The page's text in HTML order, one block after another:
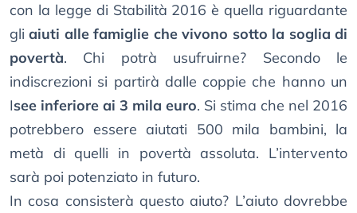
con la legge di Stabilità 2016 è quella riguardante
gliaiuti alle famiglie che vivono sotto la soglia di
povertà. Chi potrà usufruirne? Secondo le
indiscrezioni si partirà dalle coppie che hanno un
Isee inferiore ai 3 mila euro. Si stima che nel 2016
potrebbero essere aiutati 500 mila bambini, la
metà di quelli in povertà assoluta. L’intervento
sarà poi potenziato in futuro.
In cosa consisterà questo aiuto? L’aiuto dovrebbe